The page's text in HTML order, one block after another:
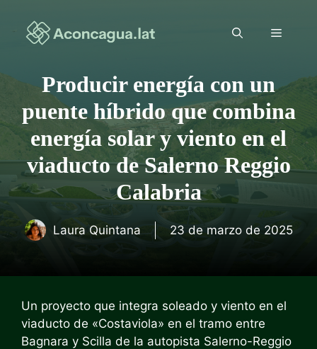
contenido
Menú
Producir energía con un
puente híbrido que combina
energía solar y viento en el
viaducto de Salerno Reggio
Calabria
Laura Quintana 23 de marzo de 2025
Un proyecto que integra soleado y viento en el
viaducto de «Costaviola» en el tramo entre
Bagnara y Scilla de la autopista Salerno-Reggio